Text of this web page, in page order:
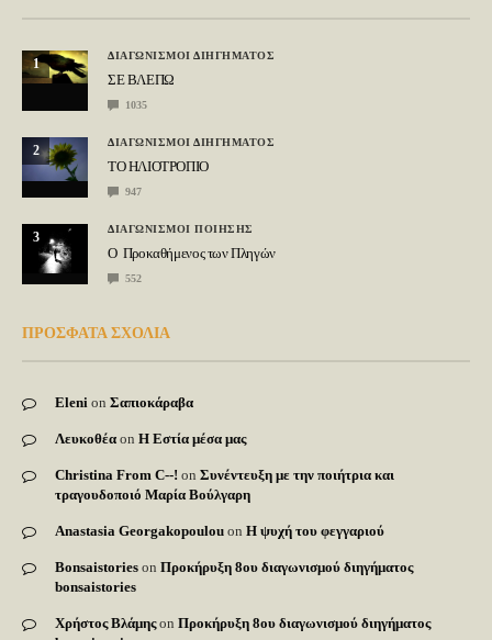
1
ΔΙΑΓΩΝΙΣΜΟΙ ΔΙΗΓΗΜΑΤΟΣ
ΣΕ ΒΛΕΠΩ
1035
2
ΔΙΑΓΩΝΙΣΜΟΙ ΔΙΗΓΗΜΑΤΟΣ
ΤΟ ΗΛΙΟΤΡΟΠΙΟ
947
3
ΔΙΑΓΩΝΙΣΜΟΙ ΠΟΙΗΣΗΣ
Ο Προκαθήμενος των Πληγών
552
ΠΡΟΣΦΑΤΑ ΣΧΟΛΙΑ
Eleni on Σαπιοκάραβα
Λευκοθέα on Η Εστία μέσα μας
Christina From C--! on Συνέντευξη με την ποιήτρια και
τραγουδοποιό Μαρία Βούλγαρη
Anastasia Georgakopoulou on Η ψυχή του φεγγαριού
Bonsaistories on Προκήρυξη 8ου διαγωνισμού διηγήματος
bonsaistories
Χρήστος Βλάμηςon Προκήρυξη 8ου διαγωνισμού διηγήματος